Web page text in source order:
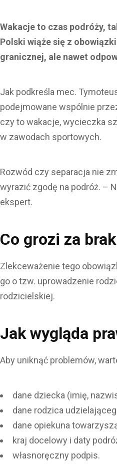
Wakacje to czas podróży,
Polski wiąże się z
granicznej, ale nawet
Jak podkreśla mec.
podejmowane wspólnie
czy to wakacje, wycieczka
w zawodach sportowych.
Rozwód czy separacja nie
wyrazić zgodę na podróż. –
ekspert.
Co grozi za
Zlekceważenie tego
go o tzw. uprowadzenie
rodzicielskiej.
Jak wygląda
Aby uniknąć problemów,
dane dziecka (imię,
dane rodzica
dane opiekuna
kraj docelowy i daty
własnoręczny podpis.